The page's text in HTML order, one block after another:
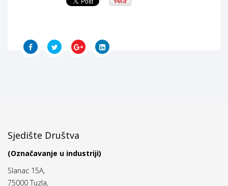
Sjedište Društva
(Označavanje u industriji)
Slanac 15A,
75000 Tuzla,